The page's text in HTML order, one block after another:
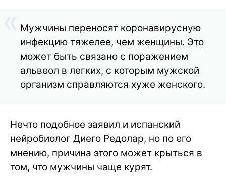
Мужчины переносят коронавирусную
инфекцию тяжелее, чем женщины. Это
может быть связано с поражением
альвеол в легких, с которым мужской
организм справляются хуже женского.
Нечто подобное заявил и испанский
нейробиолог Диего Редолар, но по его
мнению, причина этого может крыться в
том, что мужчины чаще курят.